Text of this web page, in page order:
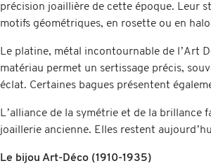
précision joaillière de cette époque. Leur
motifs géométriques, en rosette ou en
Le platine, métal incontournable de l’Art
matériau permet un sertissage précis,
éclat. Certaines bagues présentent
L’alliance de la symétrie et de la brillance
joaillerie ancienne. Elles restent
Le bijou Art-Déco (1910-1935)